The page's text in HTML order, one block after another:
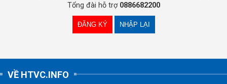
Tổng đài hỗ trợ 0886682200
VỀ HTVC.INFO